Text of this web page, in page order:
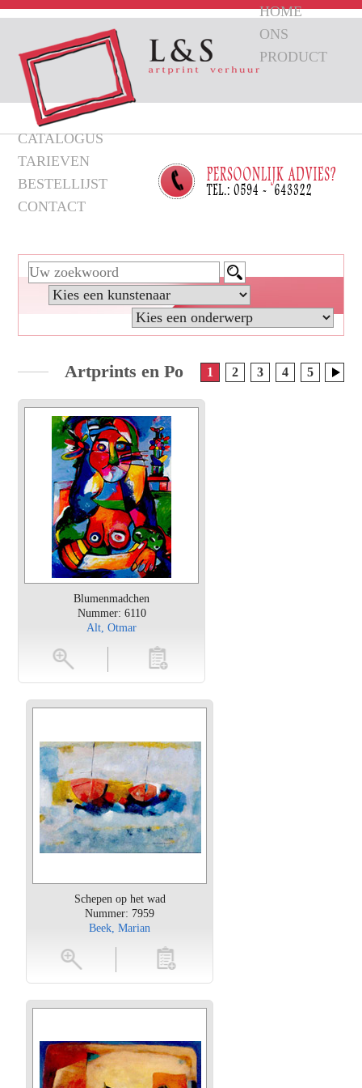
HOME
ONS
PRODUCT
CATALOGUS
TARIEVEN
BESTELLIJST
CONTACT
Artprints en Posters van Naïef
1 2 3 4 5
Blumenmadchen
Nummer: 6110
Alt, Otmar
toevoegen
Schepen op het wad
Nummer: 7959
Beek, Marian
toevoegen